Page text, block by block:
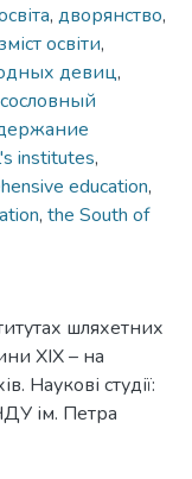
, дворянство,
освіти,
девиц,
сословный
institutes,
education,
, the South of
шляхетних
ХІХ – на
Наукові студії:
ім. Петра